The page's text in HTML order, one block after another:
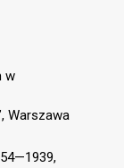
w
Warszawa